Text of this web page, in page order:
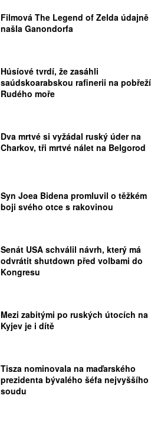
Filmová The Legend of Zelda údajně
našla Ganondorfa
Húsíové tvrdí, že zasáhli
saúdskoarabskou rafinerii na pobřeží
Rudého moře
Dva mrtvé si vyžádal ruský úder na
Charkov, tři mrtvé nálet na Belgorod
Syn Joea Bidena promluvil o těžkém
boji svého otce s rakovinou
Senát USA schválil návrh, který má
odvrátit shutdown před volbami do
Kongresu
Mezi zabitými po ruských útocích na
Kyjev je i dítě
Tisza nominovala na maďarského
prezidenta bývalého šéfa nejvyššího
soudu